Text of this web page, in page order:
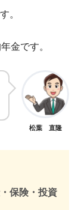
。
金です。
松葉 直隆
保険・投資